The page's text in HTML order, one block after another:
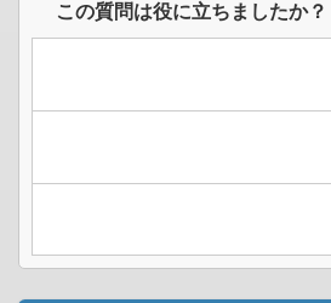
この質問は役に立ちましたか？